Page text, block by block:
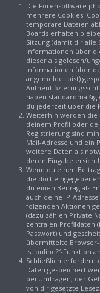
Die Forensoftware
mehrere Cookies.
temporäre Dateien
Boards erhalten
Sitzung (damit dir
Informationen über
dieser als gelesen/
Informationen über
angemeldet bist)
haben standardmäßig
du jederzeit über die
Weiterhin werden die
deinem Profil oder
Registrierung sind
Mail-Adresse und ein
weitere Daten als
deren Eingabe
Wenn du einen
die dort
du einen Beitrag als
auch deine IP-
folgenden Aktionen
(dazu zählen Private
zentralen Profildaten
Passwort) und
übermittelte Browser-
ist online?“-Funktion
Schließlich erfordern
Daten gespeichert
bei Umfragen, der
von dir gesetzte